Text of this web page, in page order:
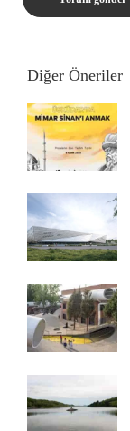
Diğer Öneriler